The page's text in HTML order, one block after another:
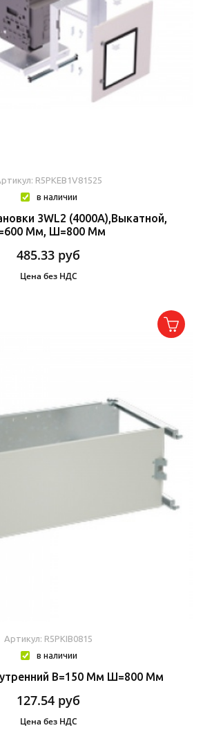
R5PKEB1V81525
в наличии
3WL2 (4000А),выкатной,
Мм, Ш=800 Мм
485.33 руб
Цена без НДС
Артикул: R5PKIB0815
в наличии
В=150 Мм Ш=800 Мм
127.54 руб
Цена без НДС